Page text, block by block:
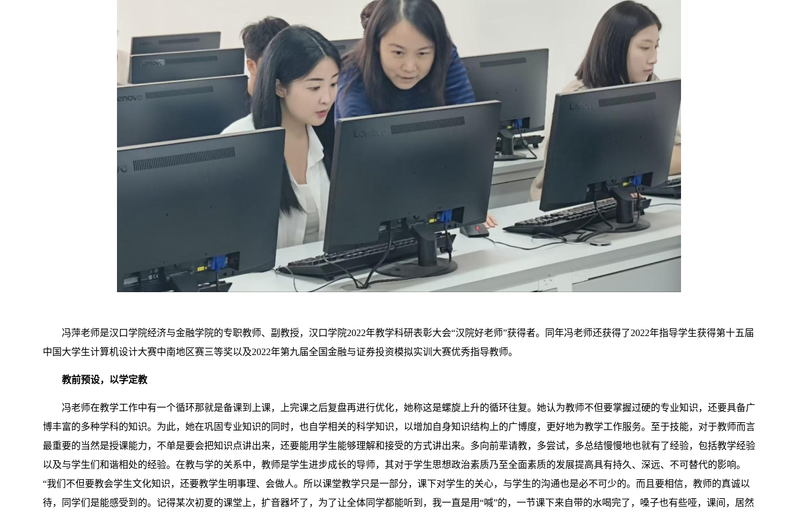
冯萍老师是汉口学院经济与金融学院的专职教师、副教授，汉口学院2022年教学科研表彰大会“汉院好老师”获得者。同年冯老师还获得了2022年指导学生获得第十五届
中国大学生计算机设计大赛中南地区赛三等奖以及2022年第九届全国金融与证券投资模拟实训大赛优秀指导教师。
教前预设，以学定教
冯老师在教学工作中有一个循环那就是备课到上课，上完课之后复盘再进行优化，她称这是螺旋上升的循环往复。她认为教师不但要掌握过硬的专业知识，还要具备广
博丰富的多种学科的知识。为此，她在巩固专业知识的同时，也自学相关的科学知识，以增加自身知识结构上的广博度，更好地为教学工作服务。至于技能，对于教师而言
最重要的当然是授课能力，不单是要会把知识点讲出来，还要能用学生能够理解和接受的方式讲出来。多向前辈请教，多尝试，多总结慢慢地也就有了经验，包括教学经验
以及与学生们和谐相处的经验。在教与学的关系中，教师是学生进步成长的导师，其对于学生思想政治素质乃至全面素质的发展提高具有持久、深远、不可替代的影响。
“我们不但要教会学生文化知识，还要教学生明事理、会做人。所以课堂教学只是一部分，课下对学生的关心，与学生的沟通也是必不可少的。而且要相信，教师的真诚以
待，同学们是能感受到的。记得某次初夏的课堂上，扩音器坏了，为了让全体同学都能听到，我一直是用“喊”的，一节课下来自带的水喝完了，嗓子也有些哑，课间，居然